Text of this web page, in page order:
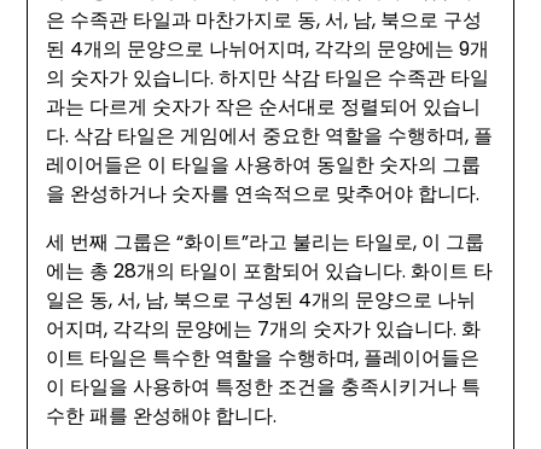
은 수족관 타일과 마찬가지로 동, 서, 남, 북으로 구성
된 4개의 문양으로 나뉘어지며, 각각의 문양에는 9개
의 숫자가 있습니다. 하지만 삭감 타일은 수족관 타일
과는 다르게 숫자가 작은 순서대로 정렬되어 있습니
다. 삭감 타일은 게임에서 중요한 역할을 수행하며, 플
레이어들은 이 타일을 사용하여 동일한 숫자의 그룹
을 완성하거나 숫자를 연속적으로 맞추어야 합니다.
세 번째 그룹은 “화이트”라고 불리는 타일로, 이 그룹
에는 총 28개의 타일이 포함되어 있습니다. 화이트 타
일은 동, 서, 남, 북으로 구성된 4개의 문양으로 나뉘
어지며, 각각의 문양에는 7개의 숫자가 있습니다. 화
이트 타일은 특수한 역할을 수행하며, 플레이어들은
이 타일을 사용하여 특정한 조건을 충족시키거나 특
수한 패를 완성해야 합니다.